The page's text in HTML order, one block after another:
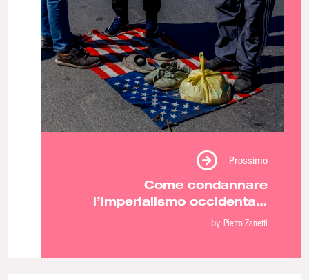
Prossimo
Come condannare
l’imperialismo occidentale
senza legittimare i regimi
by Pietro Zanetti